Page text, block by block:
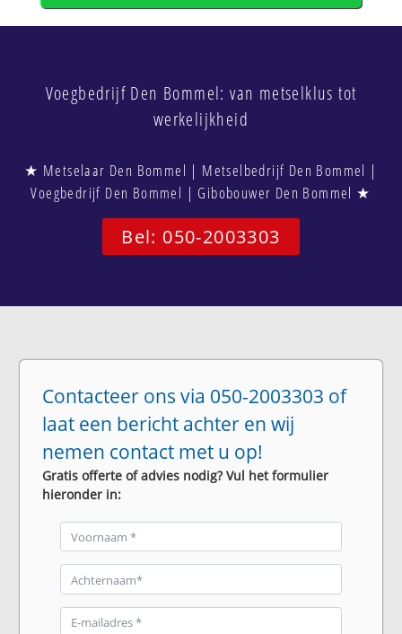
Voegbedrijf Den Bommel: van metselklus tot
werkelijkheid
★ Metselaar Den Bommel | Metselbedrijf Den Bommel |
Voegbedrijf Den Bommel | Gibobouwer Den Bommel ★
Bel: 050-2003303
Contacteer ons via 050-2003303 of
laat een bericht achter en wij
nemen contact met u op!
Gratis offerte of advies nodig? Vul het formulier
hieronder in: